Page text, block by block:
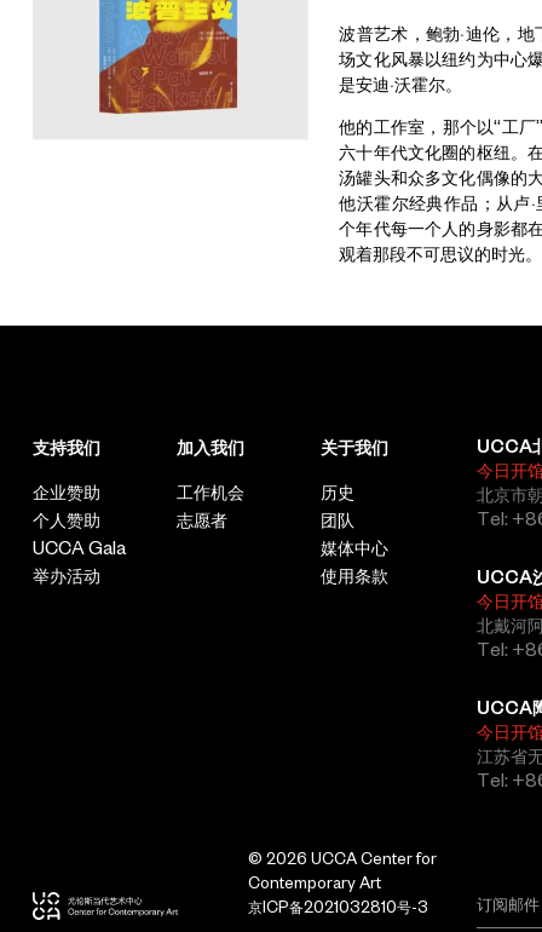
波普艺术，鲍勃·迪伦，
场文化风暴以纽约为中心
是安迪·沃霍尔。
他的工作室，那个以“工
六十年代文化圈的枢纽。
汤罐头和众多文化偶像的
他沃霍尔经典作品；从卢
个年代每一个人的身影都
观着那段不可思议的时光。
支持我们
企业赞助
个人赞助
UCCA Gala
举办活动
加入我们
工作机会
志愿者
关于我们
历史
团队
媒体中心
使用条款
UCCA
今日开
北京市
Tel:
UCCA
今日开
北戴河
Tel:
UCCA
今日开
江苏省
Tel:
© 2026 UCCA Center for
Contemporary Art
京ICP备2021032810号-3